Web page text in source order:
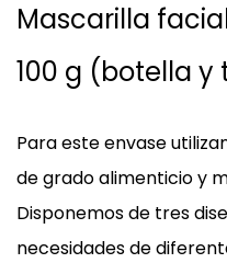
Mascarilla
100 g (botella y
Para este envase
de grado alimenticio y
Disponemos de tres
necesidades de